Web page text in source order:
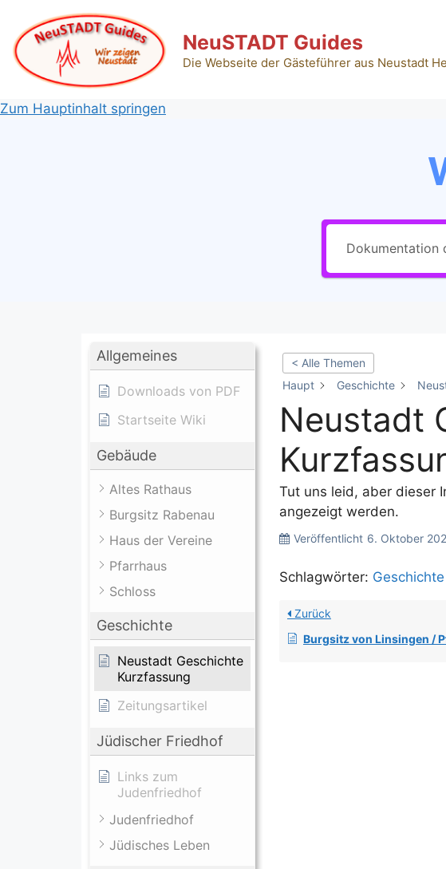
Inhalt
springen
NeuSTADT Guides
Die Webseite der Gästeführer aus Neustadt
Zum Hauptinhalt springen
Allgemeines
Downloads von PDF
Startseite Wiki
Gebäude
Altes Rathaus
Burgsitz Rabenau
Haus der Vereine
Pfarrhaus
Schloss
Geschichte
Neustadt Geschichte
Kurzfassung
Zeitungsartikel
Jüdischer Friedhof
Links zum
Judenfriedhof
Judenfriedhof
Jüdisches Leben
< Alle Themen
Haupt
Geschichte
Neustadt
Tut uns leid, aber dieser
angezeigt werden.
Veröffentlicht 6. Oktober
Schlagwörter: Geschichte
Zurück
Burgsitz von Linsingen /